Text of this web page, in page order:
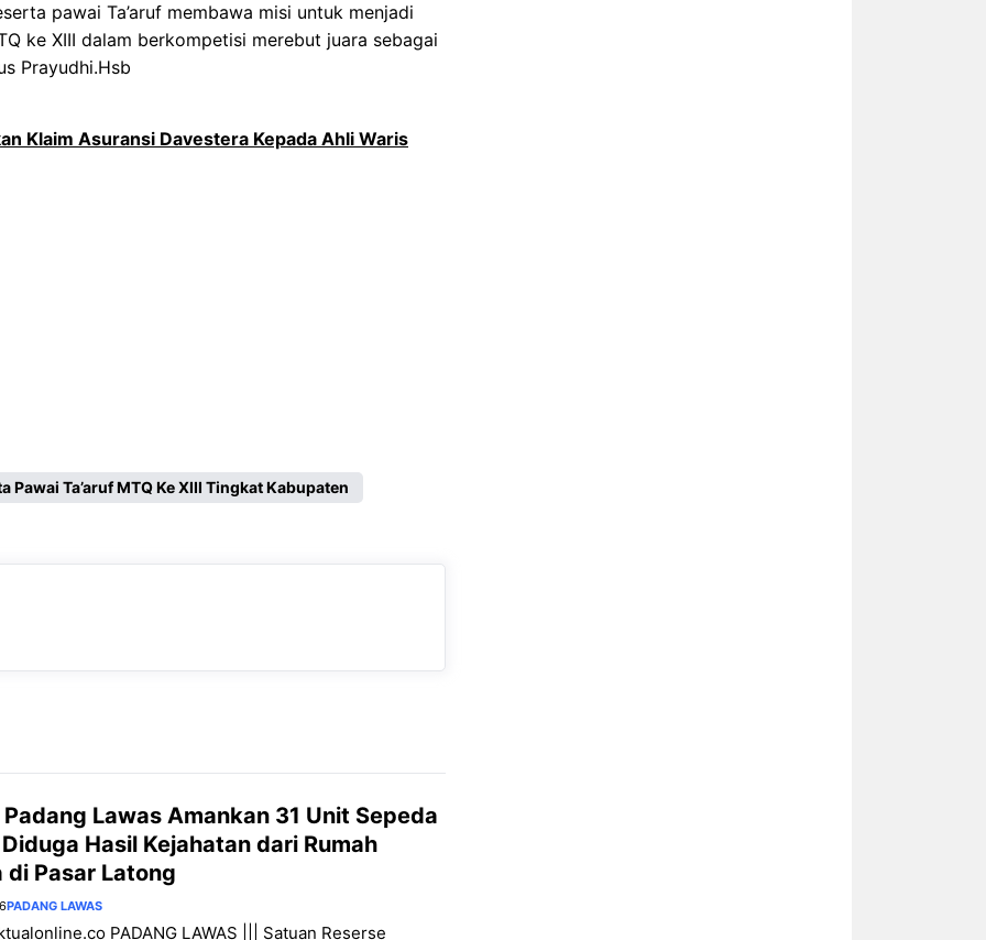
pawai Ta’aruf membawa misi untuk menjadi
ke XIII dalam berkompetisi merebut juara sebagai
Prayudhi.Hsb
Klaim Asuransi Davestera Kepada Ahli Waris
Pawai Ta’aruf MTQ Ke XIII Tingkat Kabupaten
Padang Lawas Amankan 31 Unit Sepeda
Hasil Kejahatan dari Rumah
di Pasar Latong
PADANG LAWAS
PADANG LAWAS ||| Satuan Reserse